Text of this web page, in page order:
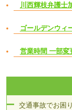
川西輝枝弁護士
ゴールデンウィ
営業時間 一部変
交通事故でお困